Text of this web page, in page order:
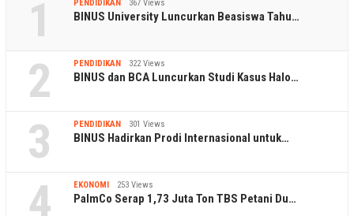
1 PENDIDIKAN 367 Views
BINUS University Luncurkan Beasiswa Tahu…
2 PENDIDIKAN 322 Views
BINUS dan BCA Luncurkan Studi Kasus Halo…
3 PENDIDIKAN 301 Views
BINUS Hadirkan Prodi Internasional untuk…
4 EKONOMI 253 Views
PalmCo Serap 1,73 Juta Ton TBS Petani Du…